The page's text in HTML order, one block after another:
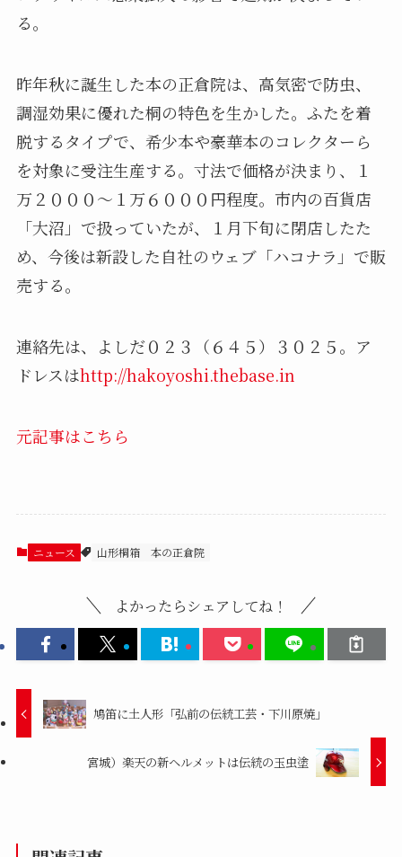
る。
昨年秋に誕生した本の正倉院は、高気密で防虫、
調湿効果に優れた桐の特色を生かした。ふたを着
脱するタイプで、希少本や豪華本のコレクターら
を対象に受注生産する。寸法で価格が決まり、１
万２０００～１万６０００円程度。市内の百貨店
「大沼」で扱っていたが、１月下旬に閉店したた
め、今後は新設した自社のウェブ「ハコナラ」で販
売する。
連絡先は、よしだ０２３（６４５）３０２５。ア
ドレスはhttp://hakoyoshi.thebase.in
元記事はこちら
ニュース 山形桐箱 本の正倉院
よかったらシェアしてね！
鳩笛に土人形「弘前の伝統工芸・下川原焼」
宮城）楽天の新ヘルメットは伝統の玉虫塗